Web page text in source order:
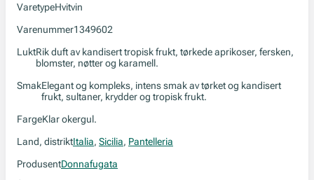
VaretypeHvitvin
Varenummer1349602
LuktRik duft av kandisert tropisk frukt, tørkede aprikoser, fersken,
blomster, nøtter og karamell.
SmakElegant og kompleks, intens smak av tørket og kandisert
frukt, sultaner, krydder og tropisk frukt.
FargeKlar okergul.
Land, distriktItalia, Sicilia, Pantelleria
ProdusentDonnafugata